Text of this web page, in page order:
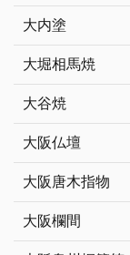
大内塗
大堀相馬焼
大谷焼
大阪仏壇
大阪唐木指物
大阪欄間